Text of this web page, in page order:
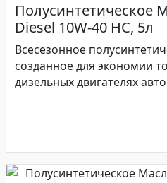
Полусинтетическое
Diesel 10W-40 HC, 5л
Всесезонное
созданное для экономии
дизельных двигателях